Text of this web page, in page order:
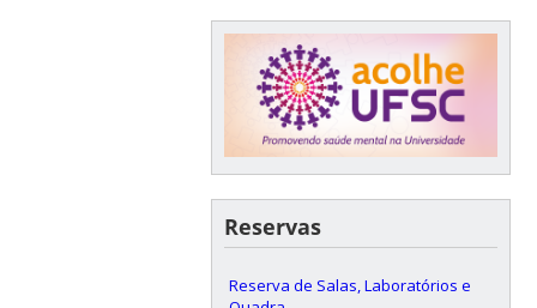
Reservas
Reserva de Salas, Laboratórios e